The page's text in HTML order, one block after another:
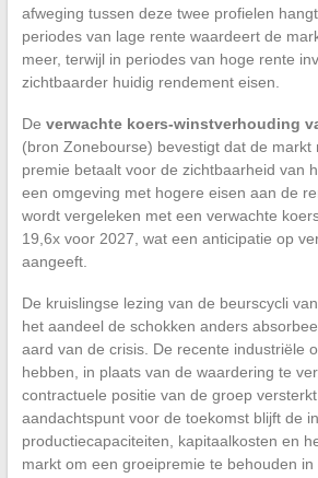
afweging tussen deze twee profielen
periodes van lage rente waardeert de
meer, terwijl in periodes van hoge rente
zichtbaarder huidig rendement eisen.
De verwachte koers-winstverhouding
(bron Zonebourse) bevestigt dat de markt
premie betaalt voor de zichtbaarheid van
een omgeving met hogere eisen aan de
wordt vergeleken met een verwachte
19,6x voor 2027, wat een anticipatie op
aangeeft.
De kruislingse lezing van de beurscycli
het aandeel de schokken anders
aard van de crisis. De recente industriële
hebben, in plaats van de waardering te
contractuele positie van de groep
aandachtspunt voor de toekomst blijft de
productiecapaciteiten, kapitaalkosten en
markt om een groeipremie te behouden in